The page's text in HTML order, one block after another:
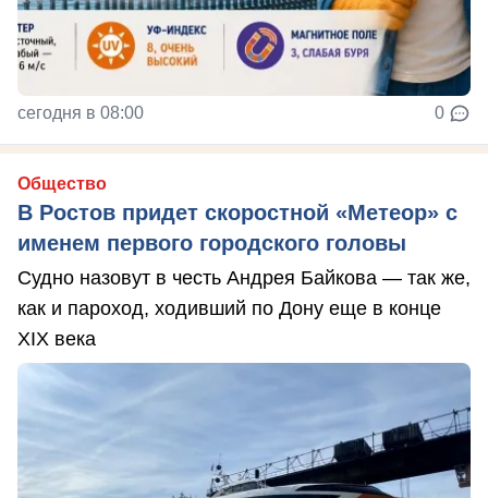
сегодня в 08:00 0
Общество
В Ростов придет скоростной «Метеор» с
именем первого городского головы
Судно назовут в честь Андрея Байкова — так же,
как и пароход, ходивший по Дону еще в конце
XIX века